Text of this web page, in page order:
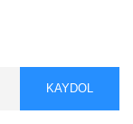
KAYDOL